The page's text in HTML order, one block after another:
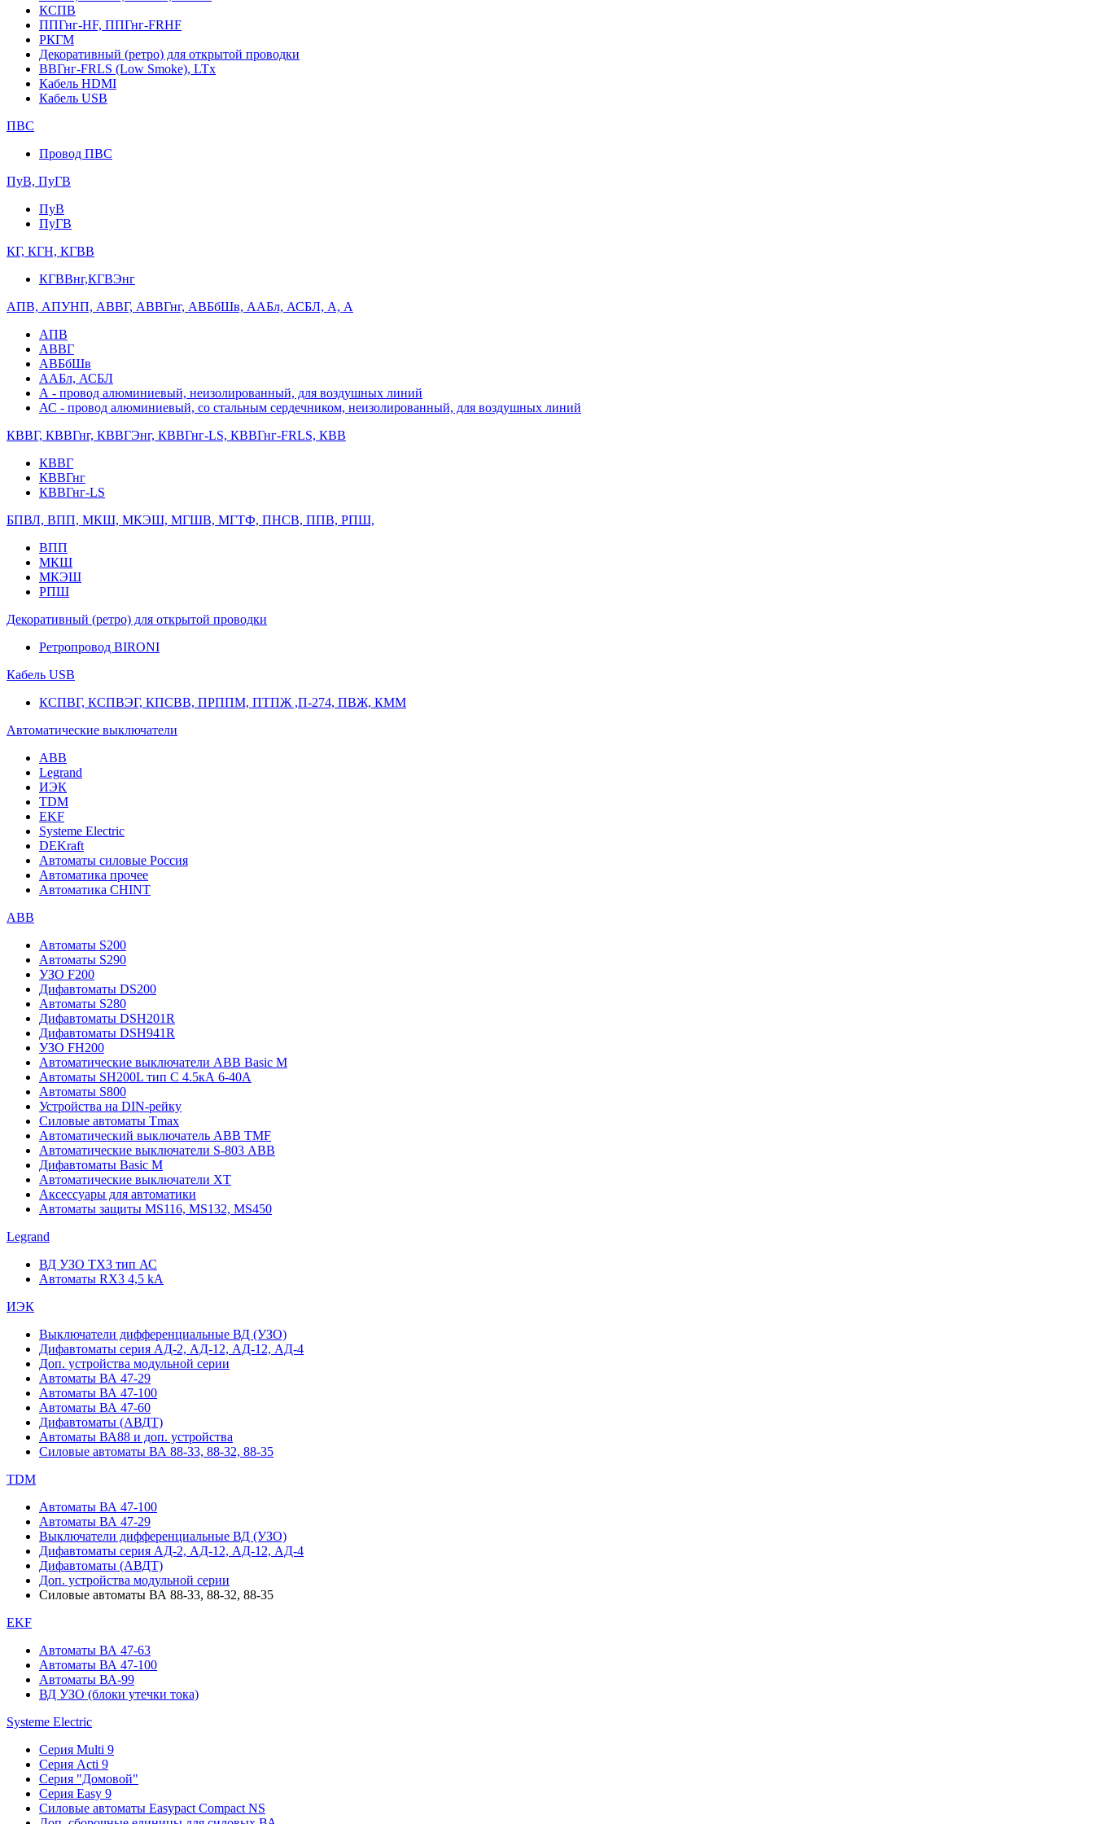
КСПВ
ППГнг-HF, ППГнг-FRHF
РКГМ
Декоративный (ретро) для открытой проводки
ВВГнг-FRLS (Low Smoke), LTx
Кабель HDMI
Кабель USB
ПВС
Провод ПВС
ПуВ, ПуГВ
ПуВ
ПуГВ
КГ, КГН, КГВВ
КГВВнг,КГВЭнг
АПВ, АПУНП, АВВГ, АВВГнг, АВБбШв, ААБл, АСБЛ, А, А
АПВ
АВВГ
АВБбШв
ААБл, АСБЛ
А - провод алюминиевый, неизолированный, для воздушных линий
АС - провод алюминиевый, со стальным сердечником, неизолированный, для воздушных линий
КВВГ, КВВГнг, КВВГЭнг, КВВГнг-LS, КВВГнг-FRLS, КВВ
КВВГ
КВВГнг
КВВГнг-LS
БПВЛ, ВПП, МКШ, МКЭШ, МГШВ, МГТФ, ПНСВ, ППВ, РПШ,
ВПП
МКШ
МКЭШ
РПШ
Декоративный (ретро) для открытой проводки
Ретропровод BIRONI
Кабель USB
КСПВГ, КСПВЭГ, КПСВВ, ПРППМ, ПТПЖ ,П-274, ПВЖ, КММ
Автоматические выключатели
ABB
Legrand
ИЭК
TDM
EKF
Systeme Electric
DEKraft
Автоматы силовые Россия
Автоматика прочее
Автоматика CHINT
ABB
Автоматы S200
Автоматы S290
УЗО F200
Дифавтоматы DS200
Автоматы S280
Дифавтоматы DSH201R
Дифавтоматы DSH941R
УЗО FH200
Автоматические выключатели ABB Basic M
Автоматы SH200L тип С 4.5кА 6-40А
Автоматы S800
Устройства на DIN-рейку
Силовые автоматы Tmax
Автоматический выключатель ABB TMF
Автоматические выключатели S-803 АВВ
Дифавтоматы Basic M
Автоматические выключатели XT
Аксессуары для автоматики
Автоматы защиты MS116, MS132, MS450
Legrand
ВД УЗО TX3 тип АС
Автоматы RX3 4,5 kA
ИЭК
Выключатели дифференциальные ВД (УЗО)
Дифавтоматы серия АД-2, АД-12, АД-12, АД-4
Доп. устройства модульной серии
Автоматы ВА 47-29
Автоматы ВА 47-100
Автоматы ВА 47-60
Дифавтоматы (АВДТ)
Автоматы ВА88 и доп. устройства
Силовые автоматы ВА 88-33, 88-32, 88-35
TDM
Автоматы ВА 47-100
Автоматы ВА 47-29
Выключатели дифференциальные ВД (УЗО)
Дифавтоматы серия АД-2, АД-12, АД-12, АД-4
Дифавтоматы (АВДТ)
Доп. устройства модульной серии
Силовые автоматы ВА 88-33, 88-32, 88-35
EKF
Автоматы ВА 47-63
Автоматы ВА 47-100
Автоматы ВА-99
ВД УЗО (блоки утечки тока)
Systeme Electric
Серия Multi 9
Серия Acti 9
Серия "Домовой"
Серия Easy 9
Силовые автоматы Easypact Compact NS